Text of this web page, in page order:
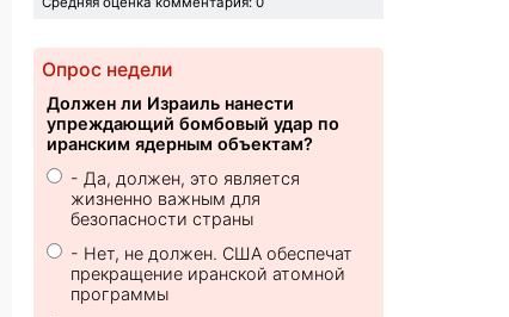
Опрос недели
Должен ли Израиль нанести
упреждающий бомбовый удар по
иранским ядерным объектам?
- Да, должен, это является
жизненно важным для
безопасности страны
- Нет, не должен. США обеспечат
прекращение иранской атомной
программы